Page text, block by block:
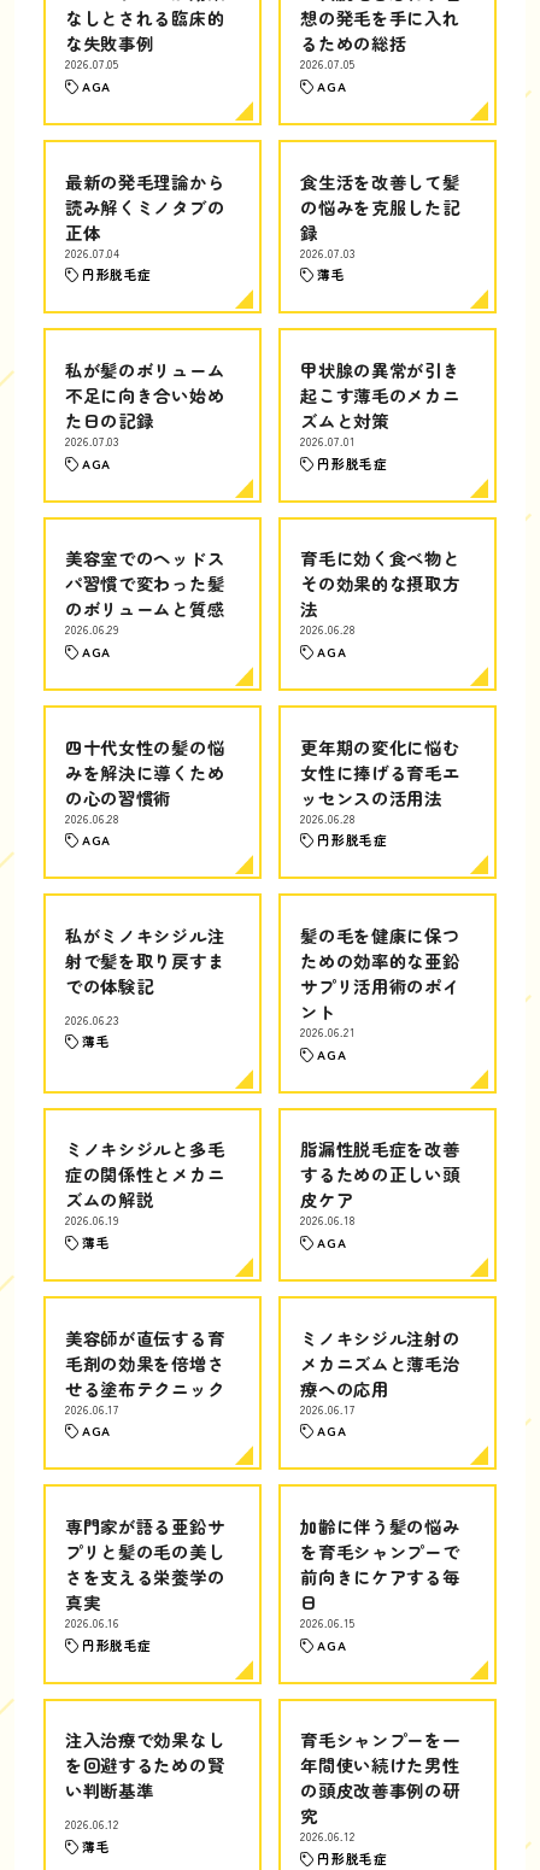
なしとされる臨床的
な失敗事例
2026.07.05
AGA
想の発毛を手に入れ
るための総括
2026.07.05
AGA
最新の発毛理論から
読み解くミノタブの
正体
2026.07.04
円形脱毛症
食生活を改善して髪
の悩みを克服した記
録
2026.07.03
薄毛
私が髪のボリューム
不足に向き合い始め
た日の記録
2026.07.03
AGA
甲状腺の異常が引き
起こす薄毛のメカニ
ズムと対策
2026.07.01
円形脱毛症
美容室でのヘッドス
パ習慣で変わった髪
のボリュームと質感
2026.06.29
AGA
育毛に効く食べ物と
その効果的な摂取方
法
2026.06.28
AGA
四十代女性の髪の悩
みを解決に導くため
の心の習慣術
2026.06.28
AGA
更年期の変化に悩む
女性に捧げる育毛エ
ッセンスの活用法
2026.06.28
円形脱毛症
私がミノキシジル注
射で髪を取り戻すま
での体験記
2026.06.23
薄毛
髪の毛を健康に保つ
ための効率的な亜鉛
サプリ活用術のポイ
ント
2026.06.21
AGA
ミノキシジルと多毛
症の関係性とメカニ
ズムの解説
2026.06.19
薄毛
脂漏性脱毛症を改善
するための正しい頭
皮ケア
2026.06.18
AGA
美容師が直伝する育
毛剤の効果を倍増さ
せる塗布テクニック
2026.06.17
AGA
ミノキシジル注射の
メカニズムと薄毛治
療への応用
2026.06.17
AGA
専門家が語る亜鉛サ
プリと髪の毛の美し
さを支える栄養学の
真実
2026.06.16
円形脱毛症
加齢に伴う髪の悩み
を育毛シャンプーで
前向きにケアする毎
日
2026.06.15
AGA
注入治療で効果なし
を回避するための賢
い判断基準
2026.06.12
薄毛
育毛シャンプーを一
年間使い続けた男性
の頭皮改善事例の研
究
2026.06.12
円形脱毛症